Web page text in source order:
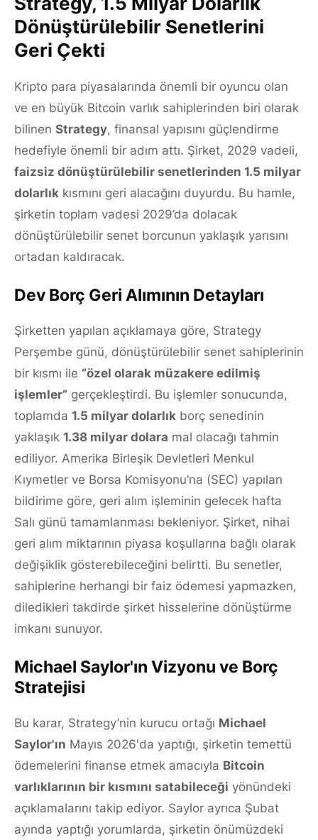
Dönüştürülebilir Senetlerini
Geri Çekti
Kripto para piyasalarında önemli bir oyuncu olan
ve en büyük Bitcoin varlık sahiplerinden biri olarak
bilinen Strategy, finansal yapısını güçlendirme
hedefiyle önemli bir adım attı. Şirket, 2029 vadeli,
faizsiz dönüştürülebilir senetlerinden 1.5 milyar
dolarlık kısmını geri alacağını duyurdu. Bu hamle,
şirketin toplam vadesi 2029’da dolacak
dönüştürülebilir senet borcunun yaklaşık yarısını
ortadan kaldıracak.
Dev Borç Geri Alımının Detayları
Şirketten yapılan açıklamaya göre, Strategy
Perşembe günü, dönüştürülebilir senet sahiplerinin
bir kısmı ile “özel olarak müzakere edilmiş
işlemler” gerçekleştirdi. Bu işlemler sonucunda,
toplamda 1.5 milyar dolarlık borç senedinin
yaklaşık 1.38 milyar dolara mal olacağı tahmin
ediliyor. Amerika Birleşik Devletleri Menkul
Kıymetler ve Borsa Komisyonu’na (SEC) yapılan
bildirime göre, geri alım işleminin gelecek hafta
Salı günü tamamlanması bekleniyor. Şirket, nihai
geri alım miktarının piyasa koşullarına bağlı olarak
değişiklik gösterebileceğini belirtti. Bu senetler,
sahiplerine herhangi bir faiz ödemesi yapmazken,
diledikleri takdirde şirket hisselerine dönüştürme
imkanı sunuyor.
Michael Saylor'ın Vizyonu ve Borç
Stratejisi
Bu karar, Strategy’nin kurucu ortağı Michael
Saylor'ın Mayıs 2026'da yaptığı, şirketin temettü
ödemelerini finanse etmek amacıyla Bitcoin
varlıklarının bir kısmını satabileceği yönündeki
açıklamalarını takip ediyor. Saylor ayrıca Şubat
ayında yaptığı yorumlarda, şirketin önümüzdeki